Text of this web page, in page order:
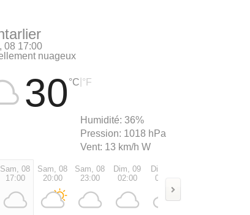
08 17:00
nuageux
30 °C °F
Humidité: 36%
Pression: 1018 hPa
Vent: 13 km/h W
Sam, 08
17:00
Sam, 08
20:00
Sam, 08
23:00
Dim, 09
02:00
Dim, 09
05:00